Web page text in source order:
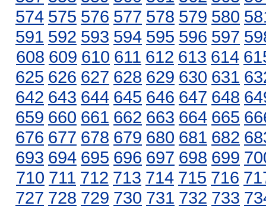
574 575 576 577 578 579 580
591 592 593 594 595 596 597
608 609 610 611 612 613 614
625 626 627 628 629 630 631
642 643 644 645 646 647 648
659 660 661 662 663 664 665
676 677 678 679 680 681 682
693 694 695 696 697 698 699
710 711 712 713 714 715 716
727 728 729 730 731 732 733